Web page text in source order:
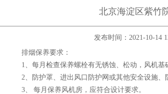
北京海淀区紫竹
发布时间：2021-10-14
排烟保养要求：
1、每月检查保养螺栓有无锈蚀、松动，风机基
2、防护罩、进出风口防护网或其他安全设施、
3、 每月保养风机房，应符合设计要求。